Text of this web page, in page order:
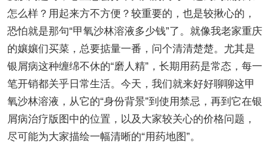
怎么样？用起来方不方便？较重要的，也是较揪心的，
恐怕就是那句“甲氧沙林溶液多少钱”了。就像我老家重庆
的孃孃们买菜，总要掂量一番，问个清清楚楚。尤其是
银屑病这种缠绵不休的“磨人精”，长期用药是常态，每一
笔开销都关乎日常生活。今天，我们就来好好聊聊这甲
氧沙林溶液，从它的“身份背景”到使用禁忌，再到它在银
屑病治疗版图中的位置，以及大家较关心的价格问题，
尽可能为大家描绘一幅清晰的“用药地图”。